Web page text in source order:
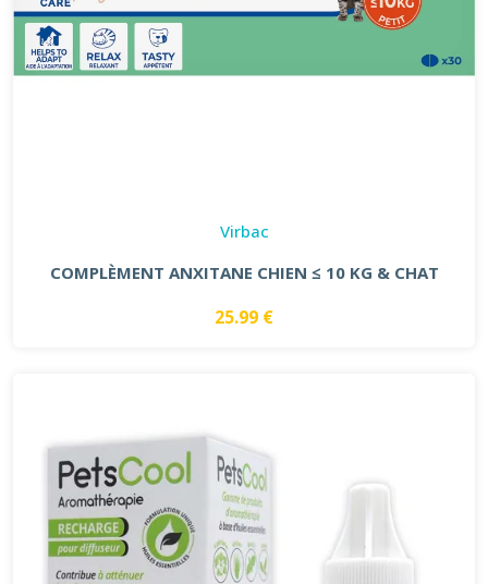
Virbac
COMPLÈMENT ANXITANE CHIEN ≤ 10 KG & CHAT
25.99 €